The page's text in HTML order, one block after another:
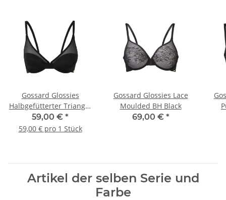
Gossard Glossies
Halbgefütterter Triangel
BH Black
59,00 € *
59,00 € pro 1 Stück
Gossard Glossies Lace
Moulded BH Black
69,00 € *
Artikel der selben Serie und
Farbe